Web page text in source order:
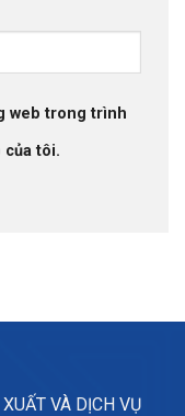
web trong trình
của tôi.
VÀ DỊCH VỤ